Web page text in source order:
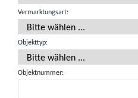
Vermarktungsart:
Objekttyp:
Objektnummer: